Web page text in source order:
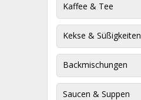
Kaffee & Tee
Kekse & Süßigkeiten
Backmischungen
Saucen & Suppen